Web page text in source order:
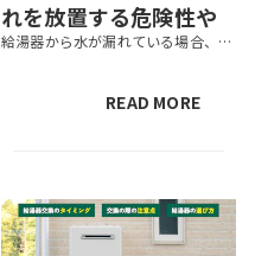
れを放置する危険性や
正しい対処法を解説
給湯器から水が漏れている場合、故障の恐れがあります。漏水の原因によっては、そのまま放置すると事故につながる可能性があるため注意が必要です。 この記事では、給湯器から漏水して困っている人に向けて、漏水の原因や対処法を解説し...
READ MORE